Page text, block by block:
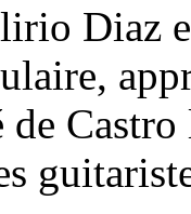
Diaz
de